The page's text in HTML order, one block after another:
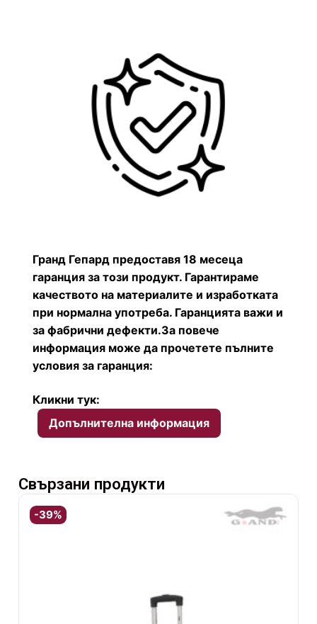
Гранд Гепард предоставя 18 месеца
гаранция за този продукт. Гарантираме
качеството на материалите и изработката
при нормална употреба. Гаранцията важи и
за фабрични дефекти.За повече
информация може да прочетете пълните
условия за гаранция:
Кликни тук:
Допълнителна информация
Свързани продукти
-39%